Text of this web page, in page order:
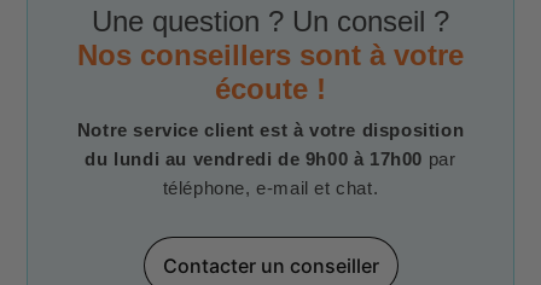
Une question ? Un conseil ?
Nos conseillers sont à votre
écoute !
Notre service client est à votre disposition
du lundi au vendredi de 9h00 à 17h00 par
téléphone, e-mail et chat.
Contacter un conseiller